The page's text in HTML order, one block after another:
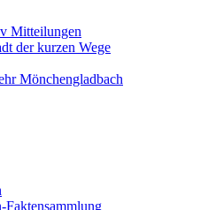
Mitteilungen
der kurzen Wege
Mönchengladbach
Faktensammlung